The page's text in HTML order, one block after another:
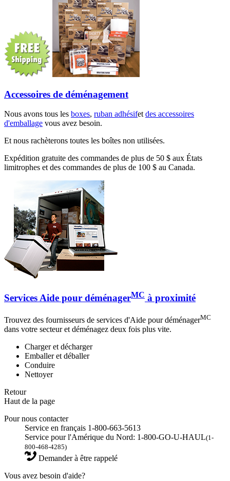
Accessoires de déménagement
Nous avons tous les boxes, ruban adhésifetdes accessoires
d'emballage vous avez besoin.
Et nous rachèterons toutes les boîtes non utilisées.
Expédition gratuite des commandes de plus de 50 $ aux États
limitrophes et des commandes de plus de 100 $ au Canada.
Services Aide pour déménagerMC à proximité
Trouvez des fournisseurs de services d'Aide pour déménagerMC
dans votre secteur et déménagez deux fois plus vite.
Charger et décharger
Emballer et déballer
Conduire
Nettoyer
Retour
Haut de la page
Pour nous contacter
Service en français 1-800-663-5613
Service pour l'Amérique du Nord: 1-800-GO-U-HAUL(1-
800-468-4285)
Demander à être rappelé
Vous avez besoin d'aide?